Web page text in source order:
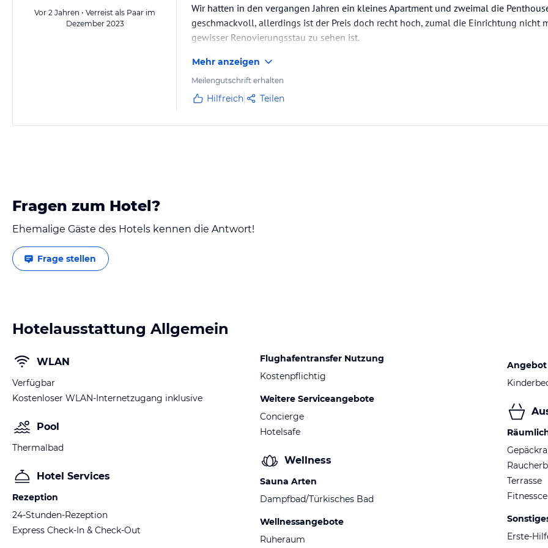
Vor 2 Jahren • Verreist als Paar im
Dezember 2023
Wir hatten in den vergangen Jahren ein kleines Apartment und zweimal die
geschmackvoll, allerdings ist der Preis doch recht hoch, zumal die Einrichtung nicht
gewisser Renovierungsstau zu sehen ist.
Mehr anzeigen
Meilengutschrift erhalten
Hilfreich Teilen
Fragen zum Hotel?
Ehemalige Gäste des Hotels kennen die Antwort!
Frage stellen
Hotelausstattung Allgemein
WLAN
Verfügbar
Kostenloser WLAN-Internetzugang inklusive
Pool
Thermalbad
Hotel Services
Rezeption
24-Stunden-Rezeption
Express Check-In & Check-Out
Flughafentransfer Nutzung
Kostenpflichtig
Weitere Serviceangebote
Concierge
Hotelsafe
Wellness
Sauna Arten
Dampfbad/Türkisches Bad
Wellnessangebote
Ruheraum
Terrasse
Erste-